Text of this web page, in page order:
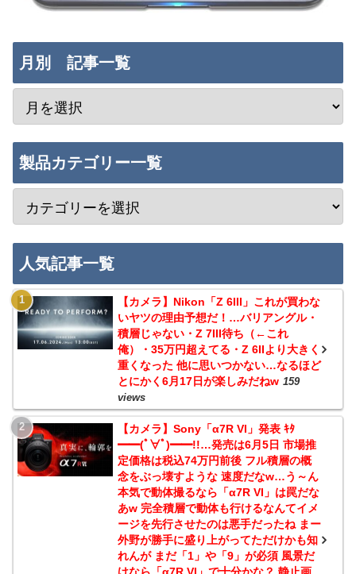
月別 記事一覧
製品カテゴリー一覧
人気記事一覧
【カメラ】Nikon「Z 6III」これが買わな
いヤツの理由予想だ！…バリアングル・
積層じゃない・Z 7III待ち（←これ
俺）・35万円超えてる・Z 6IIより大きく
重くなった 他に思いつかない…なるほど
とにかく6月17日が楽しみだねw 159
views
【カメラ】Sony「α7R VI」発表 ｷﾀ
━━(ﾟ∀ﾟ)━━!!…発売は6月5日 市場推
定価格は税込74万円前後 フル積層の概
念をぶっ壊すような 速度だなw…う～ん
本気で動体撮るなら「α7R VI」は罠だな
あw 完全積層で動体も行けるなんてイメ
ージを先行させたのは悪手だったね まー
外野が勝手に盛り上がってただけかも知
れんが まだ「1」や「9」が必須 風景だ
けなら「α7R VI」で十分かな？ 静止画